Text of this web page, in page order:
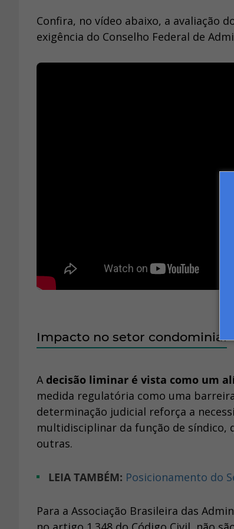
Confira, no vídeo abaixo, a avaliação
exigência do Conselho Federal de
Impacto no setor condominial
A decisão liminar é vista como um
medida regulatória como uma
determinação judicial reforça a
multidisciplinar da função de síndico,
outras.
LEIA TAMBÉM: Posicionamento do
Para a Associação Brasileira das